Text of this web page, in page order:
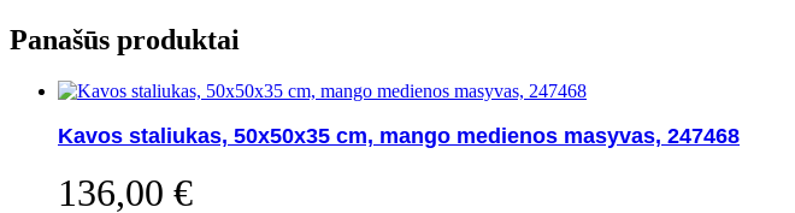
Panašūs produktai
Kavos staliukas, 50x50x35 cm, mango medienos masyvas, 247468
136,00 €